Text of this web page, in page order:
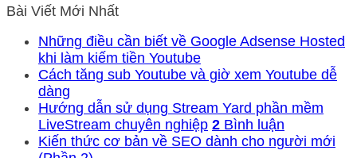
Bài Viết Mới Nhất
Những điều cần biết về Google Adsense Hosted
khi làm kiếm tiền Youtube
Cách tăng sub Youtube và giờ xem Youtube dễ
dàng
Hướng dẫn sử dụng Stream Yard phần mềm
LiveStream chuyên nghiệp 2 Bình luận
Kiến thức cơ bản về SEO dành cho người mới